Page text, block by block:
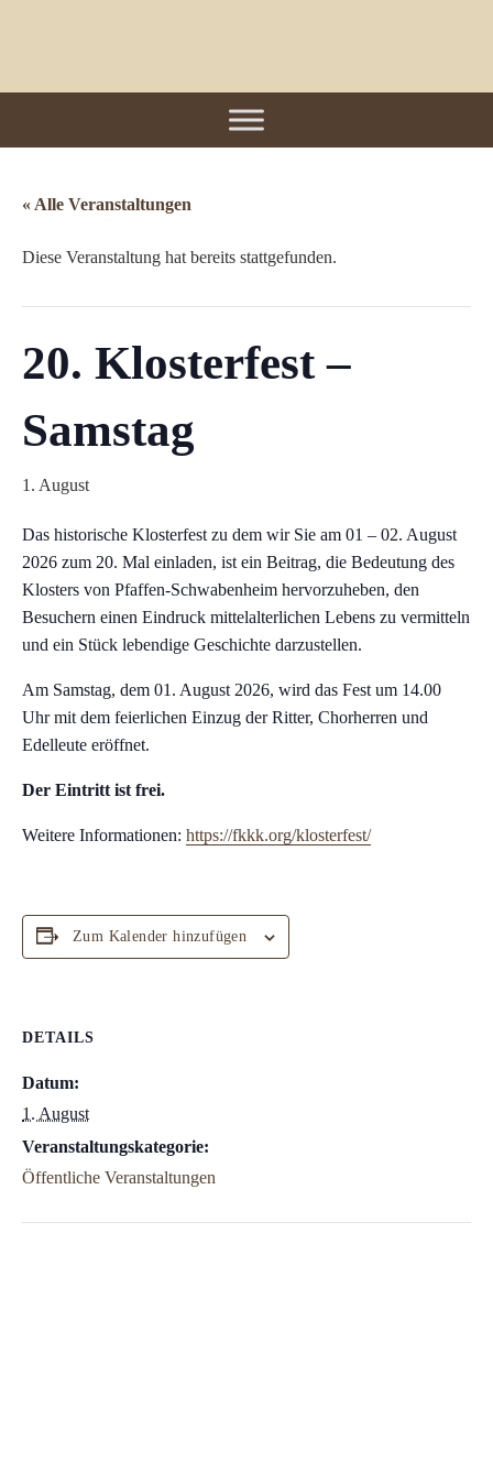
« Alle Veranstaltungen
Diese Veranstaltung hat bereits stattgefunden.
20. Klosterfest –
Samstag
1. August
Das historische Klosterfest zu dem wir Sie am 01 – 02. August
2026 zum 20. Mal einladen, ist ein Beitrag, die Bedeutung des
Klosters von Pfaffen-Schwabenheim hervorzuheben, den
Besuchern einen Eindruck mittelalterlichen Lebens zu vermitteln
und ein Stück lebendige Geschichte darzustellen.
Am Samstag, dem 01. August 2026, wird das Fest um 14.00
Uhr mit dem feierlichen Einzug der Ritter, Chorherren und
Edelleute eröffnet.
Der Eintritt ist frei.
Weitere Informationen: https://fkkk.org/klosterfest/
Zum Kalender hinzufügen
DETAILS
Datum:
1. August
Veranstaltungskategorie:
Öffentliche Veranstaltungen